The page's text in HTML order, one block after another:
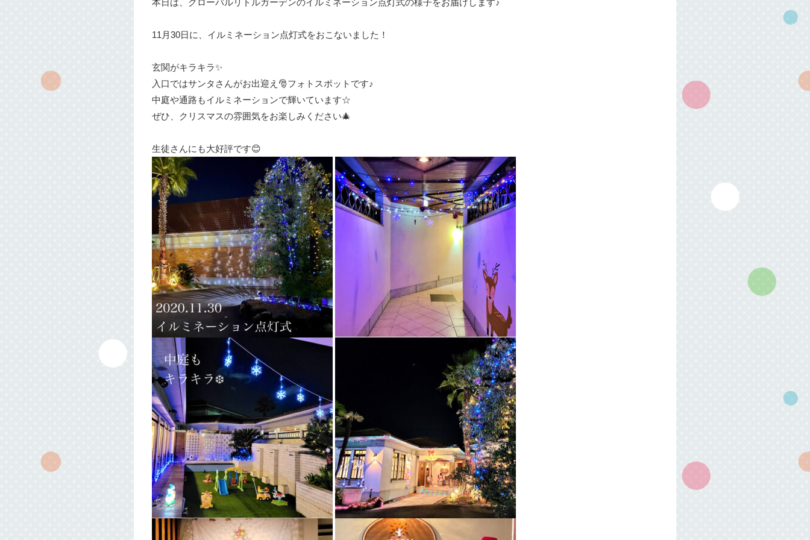
本日は、グローバルリトルガーデンのイルミネーション点灯式の様子をお届けします♪
11月30日に、イルミネーション点灯式をおこないました！
玄関がキラキラ✨
入口ではサンタさんがお出迎え🎅フォトスポットです♪
中庭や通路もイルミネーションで輝いています☆
ぜひ、クリスマスの雰囲気をお楽しみください🎄
生徒さんにも大好評です😊